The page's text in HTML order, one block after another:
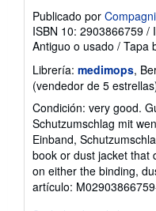
Publicado por
ISBN 10: 2903866759 /
Antiguo o usado / Tapa
Librería: medimops,
(vendedor de 5
Condición: very good.
Schutzumschlag mit
Einband,
book or dust jacket that
on either the binding,
artículo: